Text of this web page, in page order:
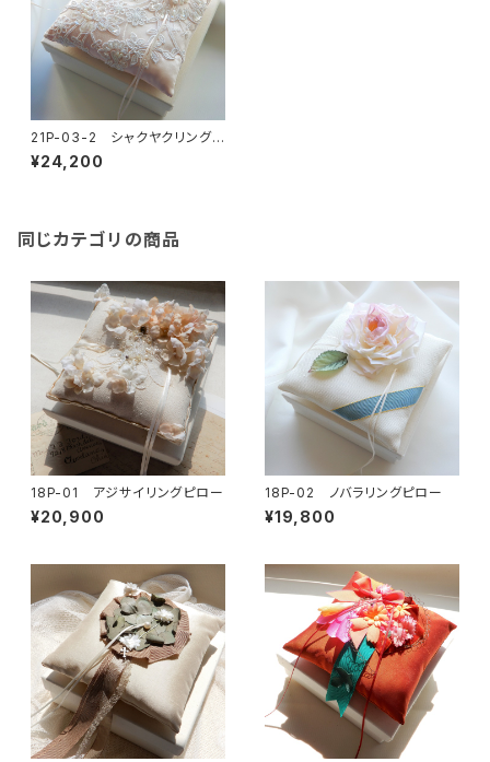
21P-03-2 シャクヤクリングピ
ロー
¥24,200
同じカテゴリの商品
18P-01 アジサイリングピロー
¥20,900
18P-02 ノバラリングピロー
¥19,800